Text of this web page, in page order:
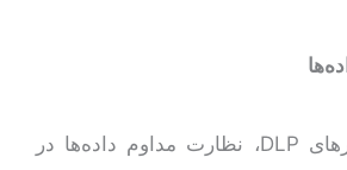
وظیفه اصلی ابزارهای DLP، نظارت مداوم داده‌ها در